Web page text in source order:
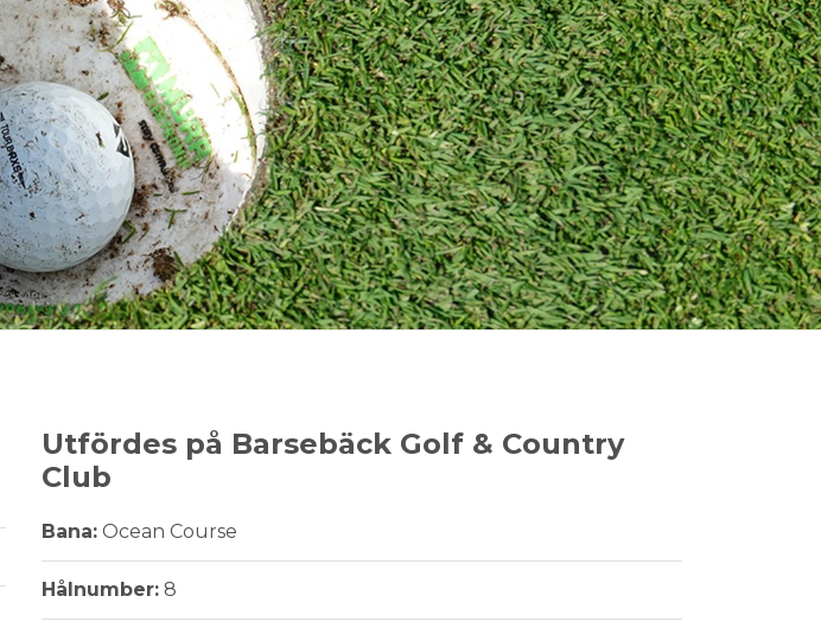
Utfördes på Barsebäck Golf & Country
Club
Bana: Ocean Course
Hålnumber: 8